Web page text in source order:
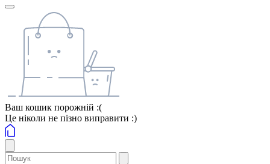
Ваш кошик порожній :(
Це ніколи не пізно виправити :)